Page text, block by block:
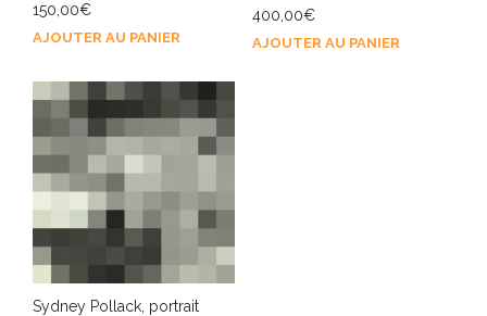
150,00€
AJOUTER AU PANIER
400,00€
AJOUTER AU PANIER
Sydney Pollack, portrait